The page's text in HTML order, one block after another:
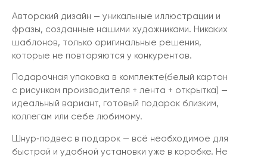
Авторский дизайн — уникальные иллюстрации и
фразы, созданные нашими художниками. Никаких
шаблонов, только оригинальные решения,
которые не повторяются у конкурентов.
Подарочная упаковка в комплекте(белый картон
с рисунком производителя + лента + открытка) —
идеальный вариант, готовый подарок близким,
коллегам или себе любимому.
Шнур‑подвес в подарок — всё необходимое для
быстрой и удобной установки уже в коробке. Не